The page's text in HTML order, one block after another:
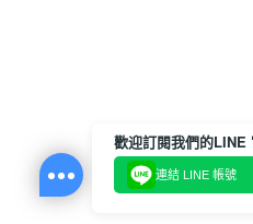
連結 LINE 帳號